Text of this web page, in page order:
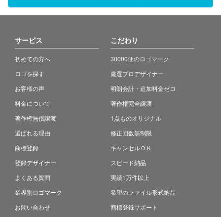
サービス
初めての方へ
ロゴを探す
お客様の声
料金について
著作権無償譲渡
選ばれる理由
商標登録
登録デザイナー
よくある質問
業界別ロゴマーク
お問い合わせ
こだわり
30000個のロゴマーク
厳選プロデザイナー
明朗会計・追加料金ゼロ
著作権完全譲渡
1点ものオリジナル
修正回数無制限
キャンセルＯＫ
スピード納品
実績1万件以上
希望のファイル形式納品
商標登録サポート